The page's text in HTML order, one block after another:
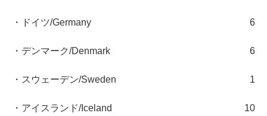
・ドイツ/Germany 6
・デンマーク/Denmark 6
・スウェーデン/Sweden 1
・アイスランド/Iceland 10